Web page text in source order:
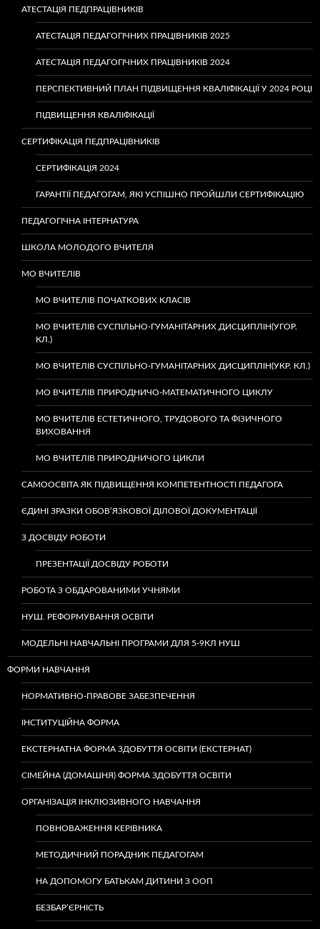
АТЕСТАЦІЯ ПЕДПРАЦІВНИКІВ
АТЕСТАЦІЯ ПЕДАГОГІЧНИХ ПРАЦІВНИКІВ 2025
АТЕСТАЦІЯ ПЕДАГОГІЧНИХ ПРАЦІВНИКІВ 2024
ПЕРСПЕКТИВНИЙ ПЛАН ПІДВИЩЕННЯ КВАЛІФІКАЦІЇ У 2024 РОЦІ
ПІДВИЩЕННЯ КВАЛІФІКАЦІЇ
СЕРТИФІКАЦІЯ ПЕДПРАЦІВНИКІВ
СЕРТИФІКАЦІЯ 2024
ГАРАНТІЇ ПЕДАГОГАМ, ЯКІ УСПІШНО ПРОЙШЛИ СЕРТИФІКАЦІЮ
ПЕДАГОГІЧНА ІНТЕРНАТУРА
ШКОЛА МОЛОДОГО ВЧИТЕЛЯ
МО ВЧИТЕЛІВ
МО ВЧИТЕЛІВ ПОЧАТКОВИХ КЛАСІВ
МО ВЧИТЕЛІВ СУСПІЛЬНО-ГУМАНІТАРНИХ ДИСЦИПЛІН(УГОР.
КЛ.)
МО ВЧИТЕЛІВ СУСПІЛЬНО-ГУМАНІТАРНИХ ДИСЦИПЛІН(УКР. КЛ.)
МО ВЧИТЕЛІВ ПРИРОДНИЧО-МАТЕМАТИЧНОГО ЦИКЛУ
МО ВЧИТЕЛІВ ЕСТЕТИЧНОГО, ТРУДОВОГО ТА ФІЗИЧНОГО
ВИХОВАННЯ
МО ВЧИТЕЛІВ ПРИРОДНИЧОГО ЦИКЛИ
САМООСВІТА ЯК ПІДВИЩЕННЯ КОМПЕТЕНТНОСТІ ПЕДАГОГА
ЄДИНІ ЗРАЗКИ ОБОВ’ЯЗКОВОЇ ДІЛОВОЇ ДОКУМЕНТАЦІЇ
З ДОСВІДУ РОБОТИ
ПРЕЗЕНТАЦІЇ ДОСВІДУ РОБОТИ
РОБОТА З ОБДАРОВАНИМИ УЧНЯМИ
НУШ. РЕФОРМУВАННЯ ОСВІТИ
МОДЕЛЬНІ НАВЧАЛЬНІ ПРОГРАМИ ДЛЯ 5-9КЛ НУШ
ФОРМИ НАВЧАННЯ
НОРМАТИВНО-ПРАВОВЕ ЗАБЕЗПЕЧЕННЯ
ІНСТИТУЦІЙНА ФОРМА
ЕКСТЕРНАТНА ФОРМА ЗДОБУТТЯ ОСВІТИ (ЕКСТЕРНАТ)
СІМЕЙНА (ДОМАШНЯ) ФОРМА ЗДОБУТТЯ ОСВІТИ
ОРГАНІЗАЦІЯ ІНКЛЮЗИВНОГО НАВЧАННЯ
ПОВНОВАЖЕННЯ КЕРІВНИКА
МЕТОДИЧНИЙ ПОРАДНИК ПЕДАГОГАМ
НА ДОПОМОГУ БАТЬКАМ ДИТИНИ З ООП
БЕЗБАР’ЄРНІСТЬ